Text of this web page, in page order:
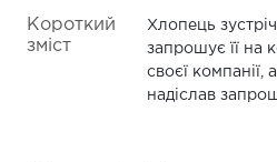
Короткий
зміст
Хлопець
запрошує її на
своєї компанії,
надіслав